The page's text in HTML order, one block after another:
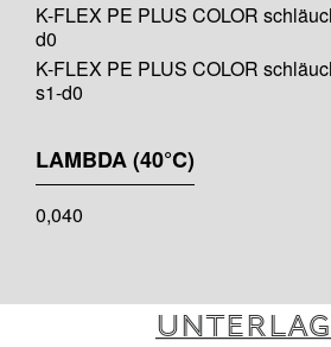
K-FLEX PE PLUS COLOR
d0
K-FLEX PE PLUS COLOR
s1-d0
LAMBDA (40°C)
0,040